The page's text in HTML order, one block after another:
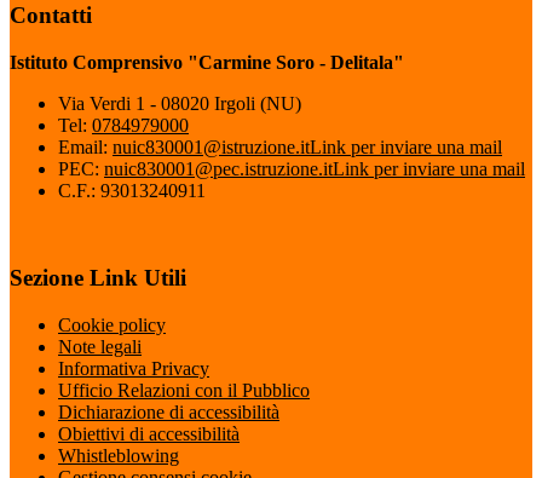
Contatti
Istituto Comprensivo "Carmine Soro - Delitala"
Via Verdi 1 - 08020 Irgoli (NU)
Tel: 0784979000
Email: nuic830001@istruzione.itLink per inviare una mail
PEC: nuic830001@pec.istruzione.itLink per inviare una mail
C.F.: 93013240911
Sezione Link Utili
Cookie policy
Note legali
Informativa Privacy
Ufficio Relazioni con il Pubblico
Dichiarazione di accessibilità
Obiettivi di accessibilità
Whistleblowing